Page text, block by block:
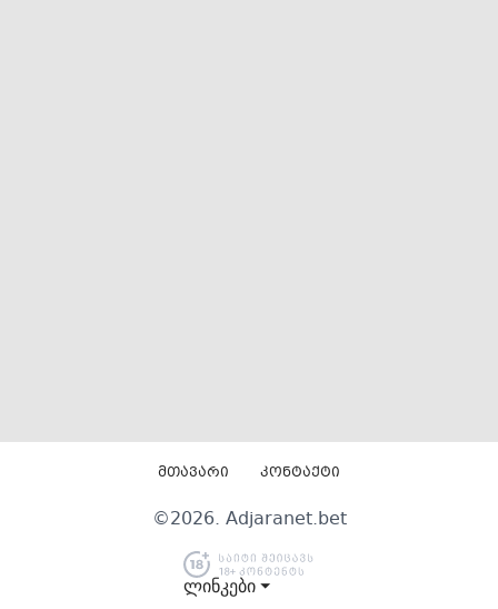
მთავარი კონტაქტი
ლინკები ⏷
©2026. Adjaranet.bet